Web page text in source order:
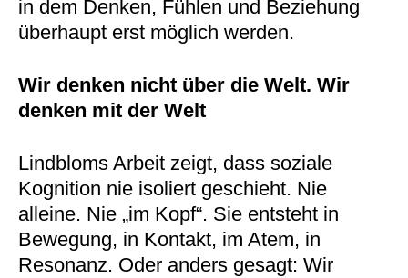
in dem Denken, Fühlen und Beziehung
überhaupt erst möglich werden.
Wir denken nicht über die Welt. Wir
denken mit der Welt
Lindbloms Arbeit zeigt, dass soziale
Kognition nie isoliert geschieht. Nie
alleine. Nie „im Kopf“. Sie entsteht in
Bewegung, in Kontakt, im Atem, in
Resonanz. Oder anders gesagt: Wir